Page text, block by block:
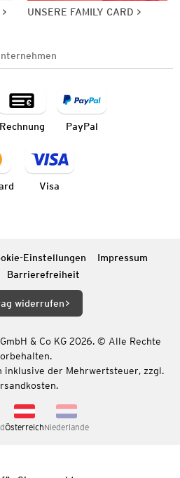
UNSERE FAMILY CARD
Rechnung PayPal
Visa
Einstellungen
Impressum
Barrierefreiheit
widerrufen
& Co KG 2026. © Alle Rechte
inklusive der Mehrwertsteuer, zzgl.
ÖsterreichNiederlande